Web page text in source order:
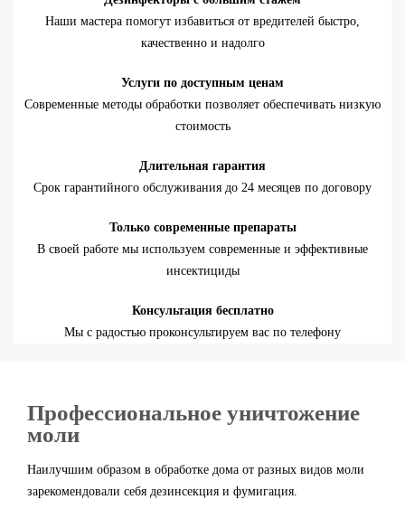
Наши мастера помогут избавиться от вредителей быстро,
качественно и надолго
Услуги по доступным ценам
Современные методы обработки позволяет обеспечивать низкую
стоимость
Длительная гарантия
Срок гарантийного обслуживания до 24 месяцев по договору
Только современные препараты
В своей работе мы используем современные и эффективные
инсектициды
Консультация бесплатно
Мы с радостью проконсультируем вас по телефону
Профессиональное уничтожение
моли
Наилучшим образом в обработке дома от разных видов моли
зарекомендовали себя дезинсекция и фумигация.